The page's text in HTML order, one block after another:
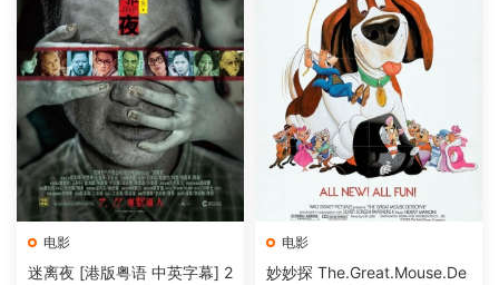
电影
迷离夜 [港版粤语 中英字幕] 2
电影
妙妙探 The.Great.Mouse.De